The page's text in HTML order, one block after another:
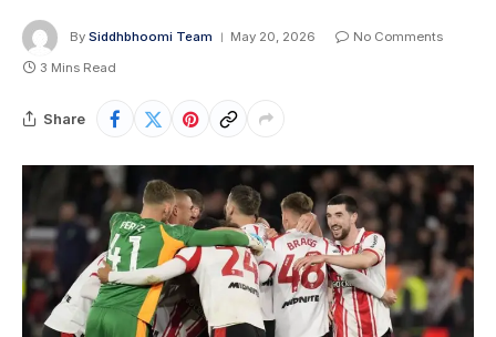
By Siddhbhoomi Team May 20, 2026
No Comments
3 Mins Read
Share